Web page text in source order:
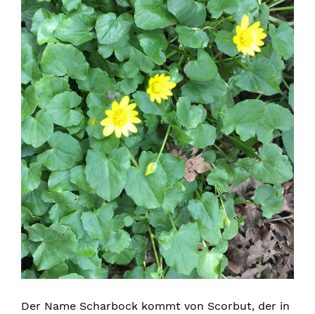
Der Name Scharbock kommt von Scorbut, der in